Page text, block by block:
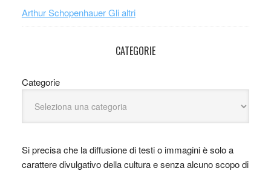
Arthur Schopenhauer Gli altri
CATEGORIE
Categorie
Si precisa che la diffusione di testi o immagini è solo a
carattere divulgativo della cultura e senza alcuno scopo di